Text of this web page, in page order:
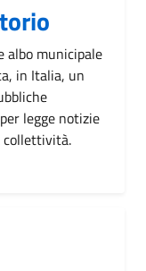
albo municipale
in Italia, un
legge notizie
collettività.